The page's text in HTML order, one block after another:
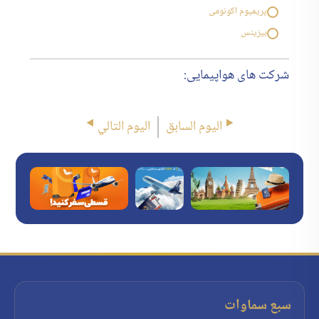
پریمیوم اکونومی
بیزینس
شرکت های هواپیمایی:
اليوم السابق اليوم التالي
سبع سماوات